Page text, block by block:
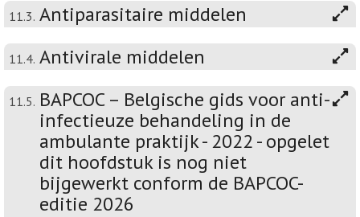
11.3. Antiparasitaire middelen
11.4. Antivirale middelen
11.5. BAPCOC – Belgische gids voor anti-
infectieuze behandeling in de
ambulante praktijk - 2022 - opgelet
dit hoofdstuk is nog niet
bijgewerkt conform de BAPCOC-
editie 2026